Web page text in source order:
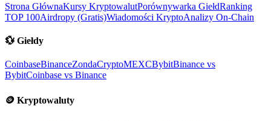
Strona GłównaKursy KryptowalutPorównywarka GiełdRanking
TOP 100Airdropy (Gratis)Wiadomości KryptoAnalizy On-Chain
💱 Giełdy
CoinbaseBinanceZondaCryptoMEXCBybitBinance vs
BybitCoinbase vs Binance
🪙 Kryptowaluty